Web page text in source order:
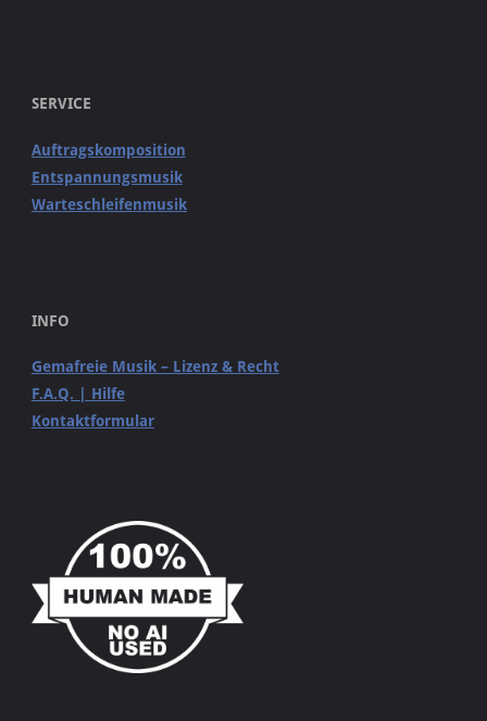
SERVICE
Auftragskomposition
Entspannungsmusik
Warteschleifenmusik
INFO
Gemafreie Musik – Lizenz & Recht
F.A.Q. | Hilfe
Kontaktformular